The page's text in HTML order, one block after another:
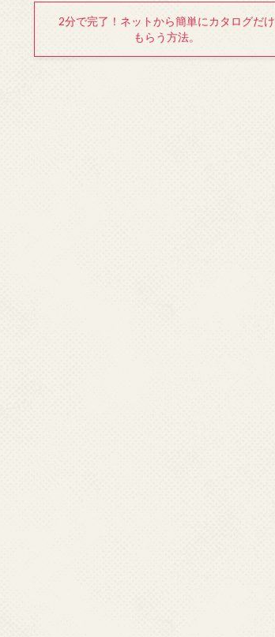
2分で完了！ネットから簡単にカタログだけ
もらう方法。